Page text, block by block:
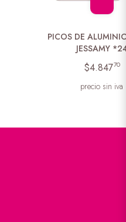
PICOS DE
JESSAMY
$4.84770
precio sin iva